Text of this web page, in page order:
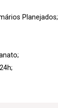
Planejados;